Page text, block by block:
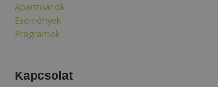
Apartmanok
Események
Programok
Kapcsolat